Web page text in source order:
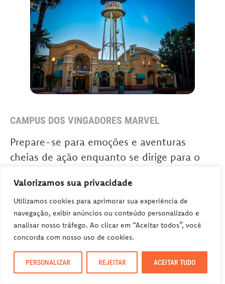
Valorizamos sua privacidade
Utilizamos cookies para aprimorar sua experiência de
navegação, exibir anúncios ou conteúdo personalizado e
analisar nosso tráfego. Ao clicar em “Aceitar todos”, você
concorda com nosso uso de cookies.
PERSONALIZAR REJEITAR ACEITAR TUDO
CAMPUS DOS VINGADORES MARVEL
Prepare-se para emoções e aventuras
cheias de ação enquanto se dirige para o
Campus. Prepare-se para usar seus poderes
para conquistar novas atrações
emocionantes, aprender novas habilidades
da Viúva Negra e Thor, alimentar-se de
mais. Bem-vindo ao Universo MARVEL!